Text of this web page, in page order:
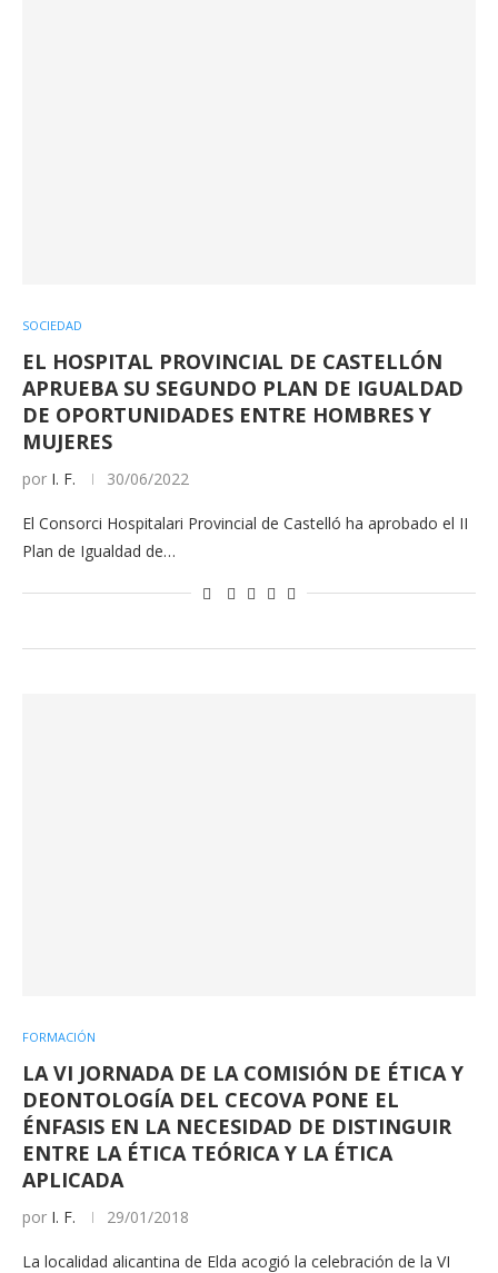
SOCIEDAD
EL HOSPITAL PROVINCIAL DE CASTELLÓN
APRUEBA SU SEGUNDO PLAN DE IGUALDAD
DE OPORTUNIDADES ENTRE HOMBRES Y
MUJERES
por I. F. 30/06/2022
El Consorci Hospitalari Provincial de Castelló ha aprobado el II
Plan de Igualdad de…
FORMACIÓN
LA VI JORNADA DE LA COMISIÓN DE ÉTICA Y
DEONTOLOGÍA DEL CECOVA PONE EL
ÉNFASIS EN LA NECESIDAD DE DISTINGUIR
ENTRE LA ÉTICA TEÓRICA Y LA ÉTICA
APLICADA
por I. F. 29/01/2018
La localidad alicantina de Elda acogió la celebración de la VI